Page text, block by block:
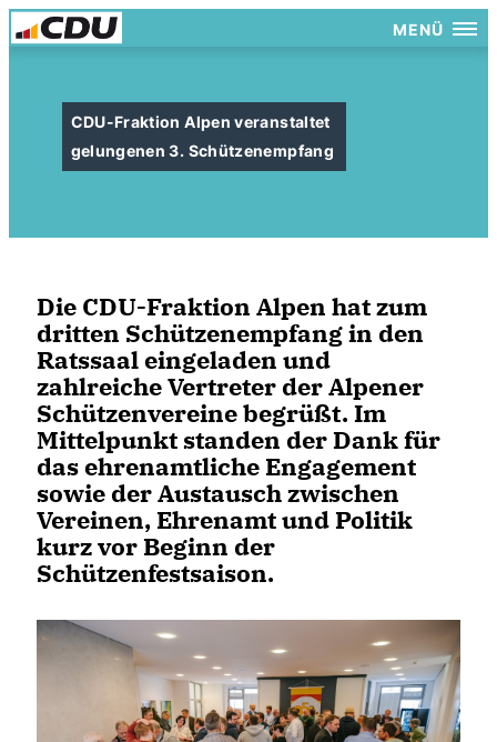
MENÜ
CDU-Fraktion Alpen veranstaltet
gelungenen 3. Schützenempfang
Die CDU-Fraktion Alpen hat zum
dritten Schützenempfang in den
Ratssaal eingeladen und
zahlreiche Vertreter der Alpener
Schützenvereine begrüßt. Im
Mittelpunkt standen der Dank für
das ehrenamtliche Engagement
sowie der Austausch zwischen
Vereinen, Ehrenamt und Politik
kurz vor Beginn der
Schützenfestsaison.